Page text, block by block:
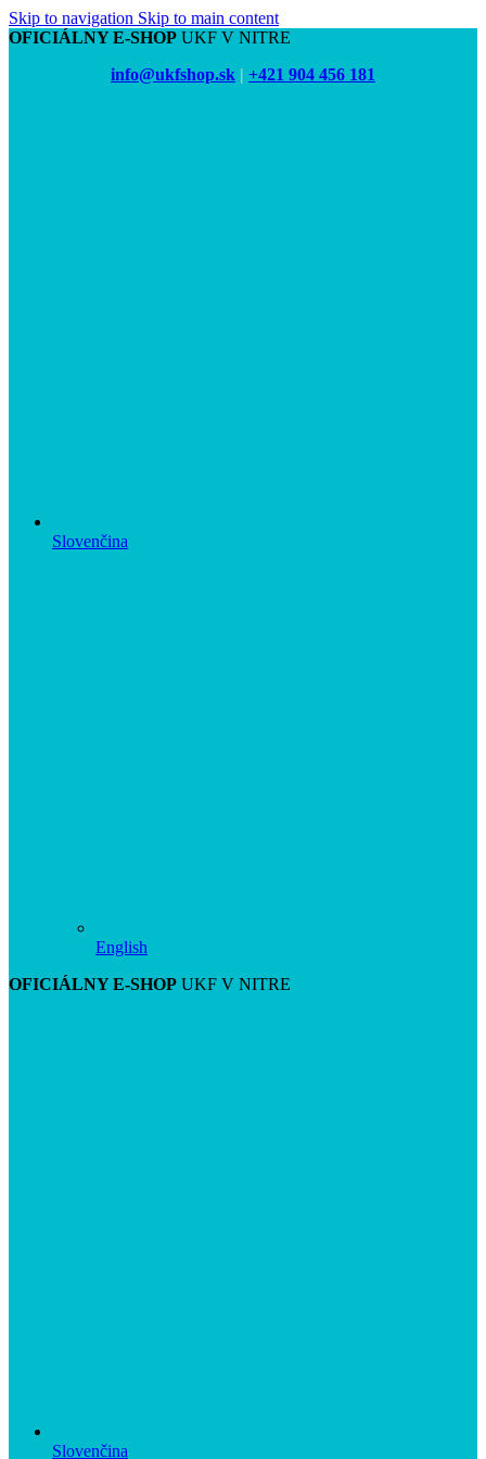
Skip to navigation Skip to main content
OFICIÁLNY E-SHOP UKF V NITRE
info@ukfshop.sk | +421 904 456 181
Slovenčina
English
OFICIÁLNY E-SHOP UKF V NITRE
Slovenčina